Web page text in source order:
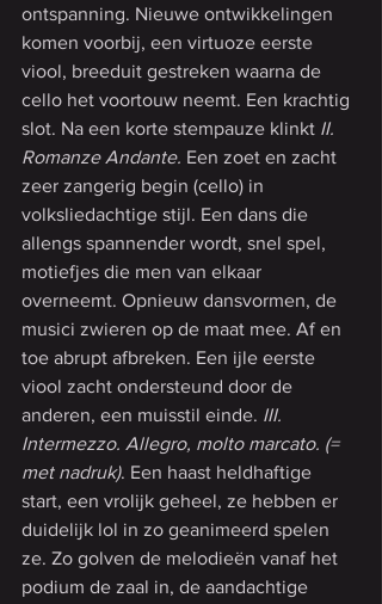
ontspanning. Nieuwe ontwikkelingen
komen voorbij, een virtuoze eerste
viool, breeduit gestreken waarna de
cello het voortouw neemt. Een krachtig
slot. Na een korte stempauze klinkt II.
Romanze Andante. Een zoet en zacht
zeer zangerig begin (cello) in
volksliedachtige stijl. Een dans die
allengs spannender wordt, snel spel,
motiefjes die men van elkaar
overneemt. Opnieuw dansvormen, de
musici zwieren op de maat mee. Af en
toe abrupt afbreken. Een ijle eerste
viool zacht ondersteund door de
anderen, een muisstil einde. III.
Intermezzo. Allegro, molto marcato. (=
met nadruk). Een haast heldhaftige
start, een vrolijk geheel, ze hebben er
duidelijk lol in zo geanimeerd spelen
ze. Zo golven de melodieën vanaf het
podium de zaal in, de aandachtige